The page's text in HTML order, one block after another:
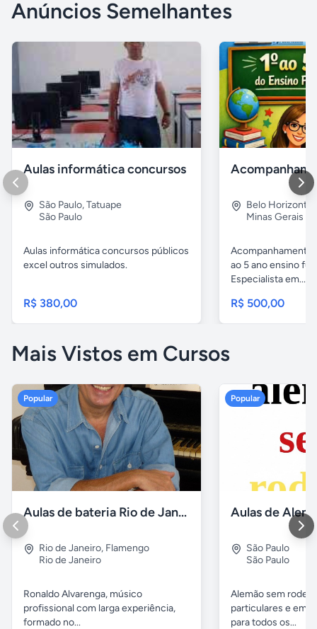
Anúncios Semelhantes
Aulas informática concursos
São Paulo,Tatuape
São Paulo
Aulas informática concursos públicos
excel outros simulados.
R$ 380,00
Belo Horizonte
Minas Gerais
Acompanhamento
ao 5 ano ensino
Especialista em...
R$ 500,00
Mais Vistos em Cursos
Popular
Aulas de bateria Rio de Janeiro
Rio de Janeiro, Flamengo
Rio de Janeiro
Ronaldo Alvarenga, músico
profissional com larga experiência,
formado no...
Popular
São Paulo
São Paulo
Alemão sem
particulares e em
para todos os...